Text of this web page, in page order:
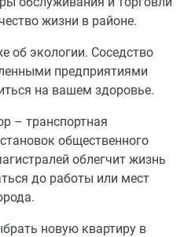
жизни в районе.
об экологии. Соседство
предприятиями
на вашем здоровье.
– транспортная
общественного
облегчит жизнь
до работы или мест
новую квартиру в